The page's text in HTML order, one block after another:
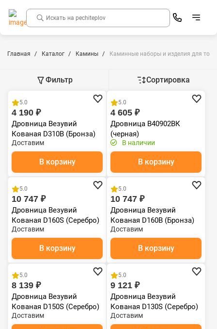
Главная Каталог Камины Каминные наборы и изделия для
Фильтр Сортировка
5.0
4 190 ₽
Дровница Везувий
Кованая D310B (Бронза)
Доставим
В корзину
Распродажа
5.0
4 605 ₽
Дровница B40902ВК
(черная)
В наличии
В корзину
5.0
10 747 ₽
Дровница Везувий
Кованая D160S (Серебро)
Доставим
В корзину
5.0
10 747 ₽
Дровница Везувий
Кованая D160B (Бронза)
Доставим
В корзину
5.0
8 139 ₽
Дровница Везувий
Кованая D150S (Серебро)
Доставим
5.0
9 121 ₽
Дровница Везувий
Кованая D130S (Серебро)
Доставим